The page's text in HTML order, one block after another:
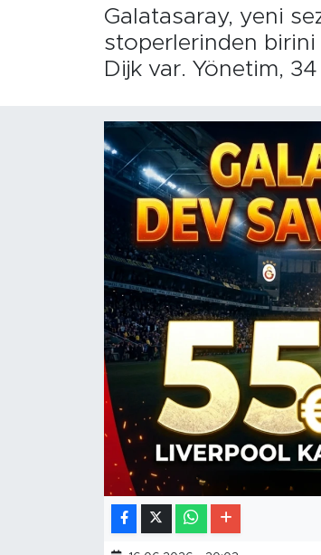
Galatasaray, yeni
stoperlerinden birini
Dijk var. Yönetim,